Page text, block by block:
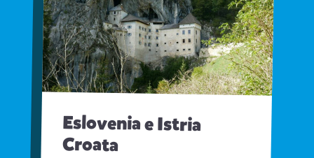
Eslovenia e Istria
Croata